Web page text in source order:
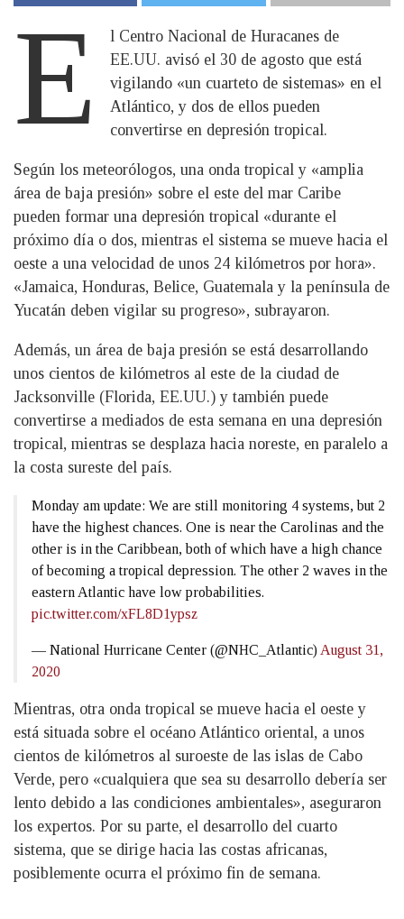
E
l Centro Nacional de Huracanes de
EE.UU. avisó el 30 de agosto que está
vigilando «un cuarteto de sistemas» en el
Atlántico, y dos de ellos pueden
convertirse en depresión tropical.
Según los meteorólogos, una onda tropical y «amplia
área de baja presión» sobre el este del mar Caribe
pueden formar una depresión tropical «durante el
próximo día o dos, mientras el sistema se mueve hacia el
oeste a una velocidad de unos 24 kilómetros por hora».
«Jamaica, Honduras, Belice, Guatemala y la península de
Yucatán deben vigilar su progreso», subrayaron.
Además, un área de baja presión se está desarrollando
unos cientos de kilómetros al este de la ciudad de
Jacksonville (Florida, EE.UU.) y también puede
convertirse a mediados de esta semana en una depresión
tropical, mientras se desplaza hacia noreste, en paralelo a
la costa sureste del país.
Monday am update: We are still monitoring 4 systems, but 2
have the highest chances. One is near the Carolinas and the
other is in the Caribbean, both of which have a high chance
of becoming a tropical depression. The other 2 waves in the
eastern Atlantic have low probabilities.
pic.twitter.com/xFL8D1ypsz
— National Hurricane Center (@NHC_Atlantic) August 31,
2020
Mientras, otra onda tropical se mueve hacia el oeste y
está situada sobre el océano Atlántico oriental, a unos
cientos de kilómetros al suroeste de las islas de Cabo
Verde, pero «cualquiera que sea su desarrollo debería ser
lento debido a las condiciones ambientales», aseguraron
los expertos. Por su parte, el desarrollo del cuarto
sistema, que se dirige hacia las costas africanas,
posiblemente ocurra el próximo fin de semana.